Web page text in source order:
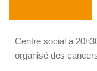
Centre social à
organisé des